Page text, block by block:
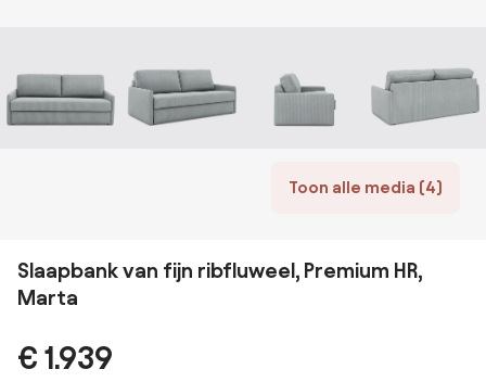
Toon alle media (4)
Slaapbank van fijn ribfluweel, Premium HR,
Marta
€ 1.939